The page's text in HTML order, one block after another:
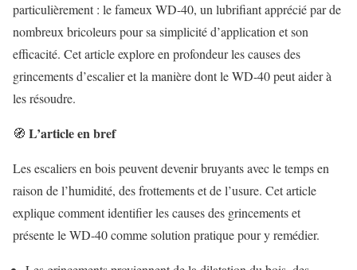
particulièrement : le fameux WD-40, un lubrifiant apprécié par de
nombreux bricoleurs pour sa simplicité d’application et son
efficacité. Cet article explore en profondeur les causes des
grincements d’escalier et la manière dont le WD-40 peut aider à
les résoudre.
🧭 L’article en bref
Les escaliers en bois peuvent devenir bruyants avec le temps en
raison de l’humidité, des frottements et de l’usure. Cet article
explique comment identifier les causes des grincements et
présente le WD-40 comme solution pratique pour y remédier.